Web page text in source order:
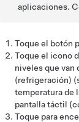
aplicaciones.
Toque el botón
Toque el icono
niveles que van
(refrigeración)
temperatura de
pantalla táctil
Toque para